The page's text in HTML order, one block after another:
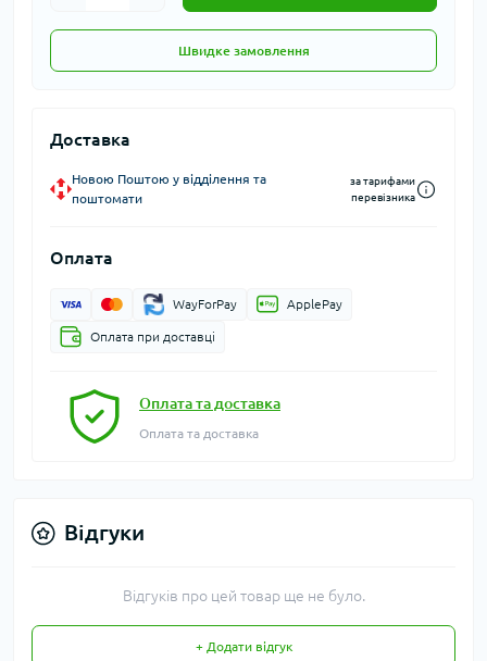
Швидке замовлення
Доставка
Новою Поштою у відділення та
поштомати
за тарифами
перевізника
Оплата
WayForPay ApplePay
Оплата при доставці
Оплата та доставка
Оплата та доставка
Відгуки
Відгуків про цей товар ще не було.
+ Додати відгук